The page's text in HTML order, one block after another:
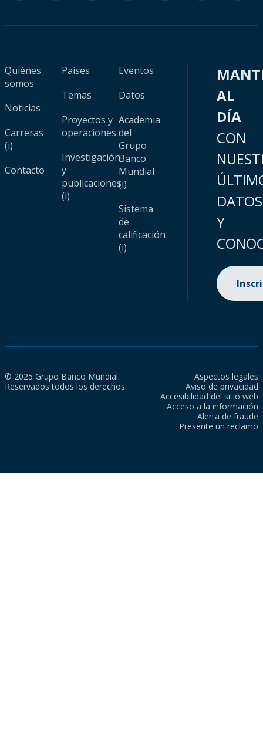
Quiénes
somos
Noticias
Carreras
(i)
Contacto
Países
Temas
Proyectos y
operaciones
Investigación
y
publicaciones
(i)
Eventos
Datos
Academia
del
Grupo
Banco
Mundial
(i)
Sistema
de
calificación
(i)
AL
DÍA
CON
DATOS
Y
© 2025 Grupo Banco Mundial.
Reservados todos los derechos.
Aspectos legales
Aviso de privacidad
Accesibilidad del sitio web
Acceso a la información
Alerta de fraude
Presente un reclamo